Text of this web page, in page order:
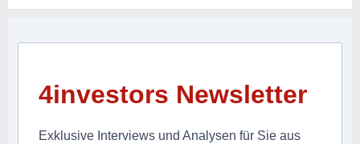
4investors Newsletter
Exklusive Interviews und Analysen für Sie aus